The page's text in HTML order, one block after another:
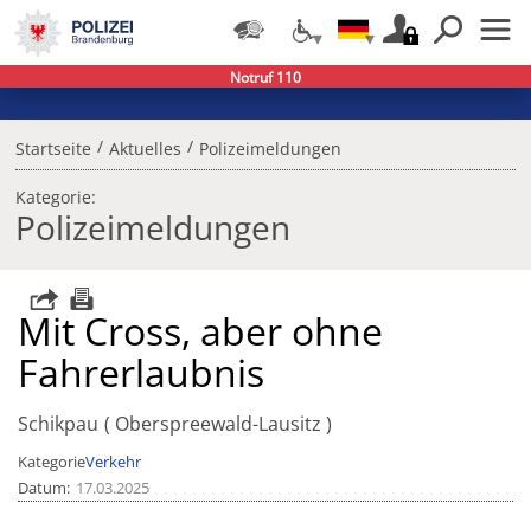
Startseite / Aktuelles / Polizeimeldungen
Kategorie:
Polizeimeldungen
Mit Cross, aber ohne
Fahrerlaubnis
Schikpau Oberspreewald-Lausitz
KategorieVerkehr
Datum 17.03.2025
Notruf 110